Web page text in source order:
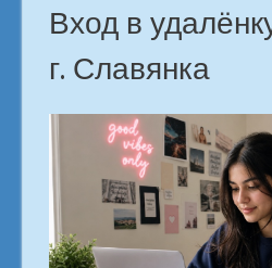
Вход в
г. Славянка